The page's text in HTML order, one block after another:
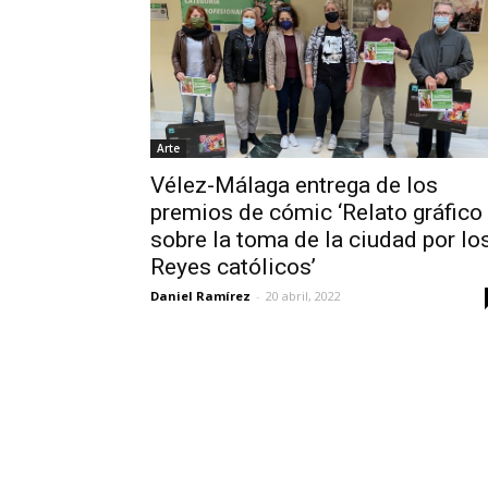
Arte
Vélez-Málaga entrega de los
premios de cómic ‘Relato gráfico
sobre la toma de la ciudad por
Reyes católicos’
Daniel Ramírez - 20 abril, 2022